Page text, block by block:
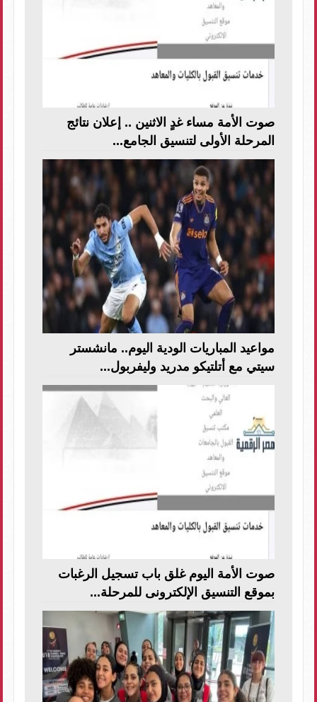
صوت الأمة مساء غدٍ الاثنين .. إعلان نتائج
المرحلة الأولى لتنسيق الجامع...
مواعيد المباريات الودية اليوم.. مانشستر
سيتي مع أتلتيكو مدريد وليفربول...
صوت الأمة اليوم غلق باب تسجيل الرغبات
بموقع التنسيق الإلكترونى للمرحلة...